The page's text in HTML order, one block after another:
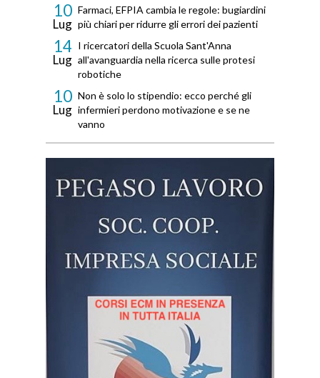
10
Lug
Farmaci, EFPIA cambia le regole: bugiardini
più chiari per ridurre gli errori dei pazienti
14
Lug
I ricercatori della Scuola Sant'Anna
all'avanguardia nella ricerca sulle protesi
robotiche
10
Lug
Non è solo lo stipendio: ecco perché gli
infermieri perdono motivazione e se ne
vanno